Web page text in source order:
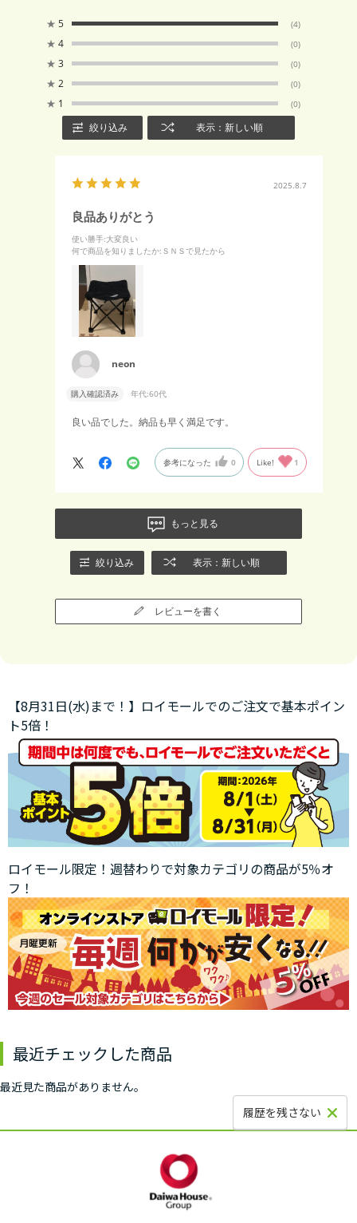
★ 5 (4)
★ 4 (0)
★ 3 (0)
★ 2 (0)
★ 1 (0)
絞り込み 表示：新しい順
2025.8.7
良品ありがとう
使い勝手:大変良い
何で商品を知りましたか:ＳＮＳで見たから
neon
購入確認済み 年代:60代
良い品でした。納品も早く満足です。
参考になった 0 Like! 1
もっと見る
絞り込み 表示：新しい順
レビューを書く
【8月31日(水)まで！】ロイモールでのご注文で基本ポイン
ト5倍！
ロイモール限定！週替わりで対象カテゴリの商品が5％オ
フ！
最近チェックした商品
最近見た商品がありません。
履歴を残さない